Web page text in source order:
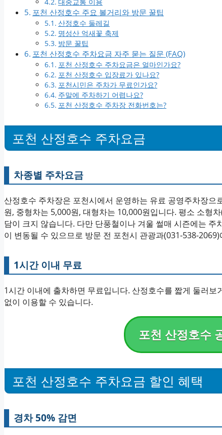
포천 산정호수 주요 볼거리와 방문 꿀팁
산정호수 둘레길
명성산 억새꽃 축제
방문 꿀팁
포천 산정호수 주차요금 자주 묻는 질문 (FAQ)
포천 산정호수 주차요금은 얼마인가요?
포천 산정호수 입장료가 있나요?
포천시민은 주차가 무료인가요?
주말에 주차하기 어렵나요?
포천 산정호수 주차장 전화번호는?
포천 산정호수 주차요금
차종별 주차요금
산정호수 주차장은 포천시에서 운영하는 유료 공영주차장
원, 중형차는 5,000원, 대형차는 10,000원입니다. 평소 소형
담이 크지 않습니다. 다만 단풍철이나 겨울 썰매 시즌에는
이 변동될 수 있으므로 방문 전 포천시 관광과(031-538-
1시간 이내 무료
1시간 이내에 출차하면 무료입니다. 산정호수를 짧게 둘러
없이 이용할 수 있습니다.
포천 산정호수
포천 산정호수 주차요금 할인 혜택
경차 50% 감면